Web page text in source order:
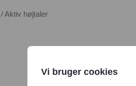
/Aktiv højtaler
Vi bruger cookies